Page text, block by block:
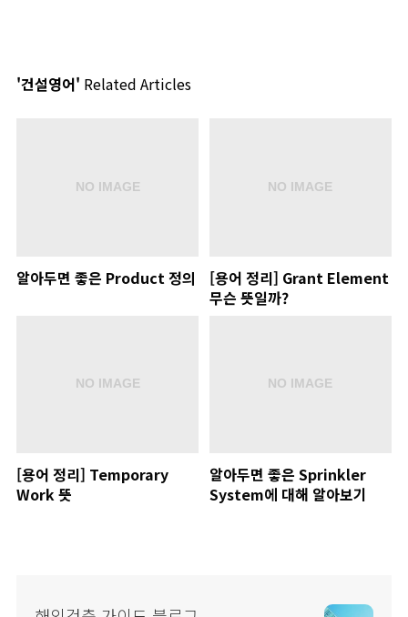
'건설영어' Related Articles
알아두면 좋은 Product 정의
[용어 정리] Grant Element
무슨 뜻일까?
[용어 정리] Temporary
Work 뜻
알아두면 좋은 Sprinkler
System에 대해 알아보기